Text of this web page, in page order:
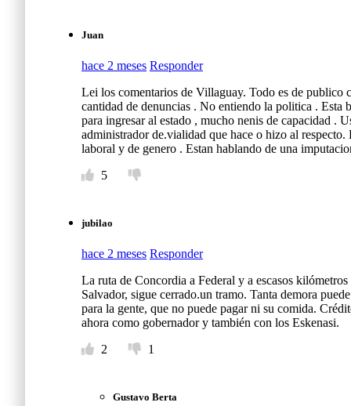
Juan
hace 2 meses Responder
Lei los comentarios de Villaguay. Todo es de publico
cantidad de denuncias . No entiendo la politica . Esta
para ingresar al estado , mucho nenis de capacidad
administrador de.vialidad que hace o hizo al
laboral y de genero . Estan hablando de una
5
jubilao
hace 2 meses Responder
La ruta de Concordia a Federal y a escasos
Salvador, sigue cerrado.un tramo. Tanta demora
para la gente, que no puede pagar ni su comida.
ahora como gobernador y también con los Eskenasi.
2
1
Gustavo Berta